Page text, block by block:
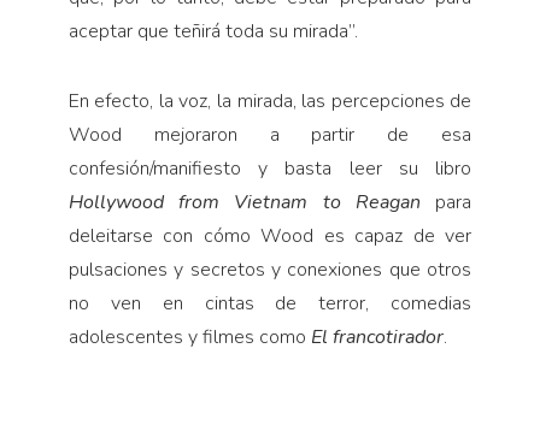
aceptar que teñirá toda su mirada”.
En efecto, la voz, la mirada, las percepciones de
Wood mejoraron a partir de esa
confesión/manifiesto y basta leer su libro
Hollywood from Vietnam to Reagan para
deleitarse con cómo Wood es capaz de ver
pul­saciones y secretos y conexiones que otros
no ven en cintas de terror, comedias
adolescentes y filmes como El francotirador.